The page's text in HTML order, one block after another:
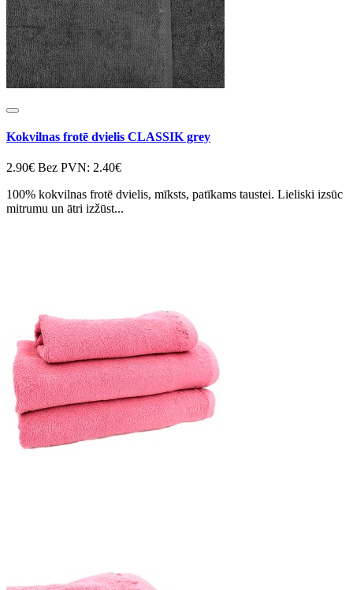
Kokvilnas frotē dvielis CLASSIK grey
2.90€ Bez PVN: 2.40€
100% kokvilnas frotē dvielis, mīksts, patīkams taustei. Lieliski izsūc
mitrumu un ātri izžūst...